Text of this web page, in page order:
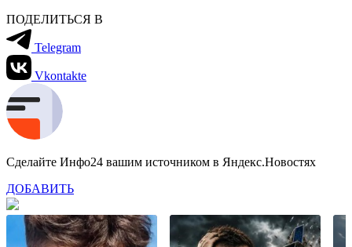
ПОДЕЛИТЬСЯ В
Telegram
Vkontakte
Сделайте Инфо24 вашим источником в Яндекс.Новостях
ДОБАВИТЬ